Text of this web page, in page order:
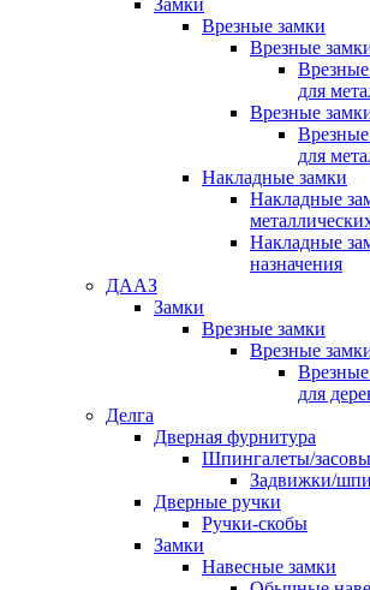
Замки
Врезные замки
Врезные
Врезные
для
Врезные
для
Накладные замки
Накладные
Накладные
назначения
ДААЗ
Замки
Врезные замки
Врезные
для
Делга
Дверная фурнитура
Шпингалеты/
Задвижки/
Дверные ручки
Ручки-скобы
Замки
Навесные замки